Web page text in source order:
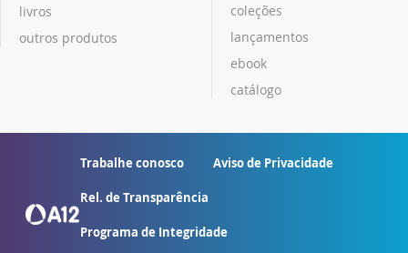
livros
outros produtos
coleções
lançamentos
ebook
catálogo
Trabalhe conosco Aviso de Privacidade
Rel. de Transparência
Programa de Integridade